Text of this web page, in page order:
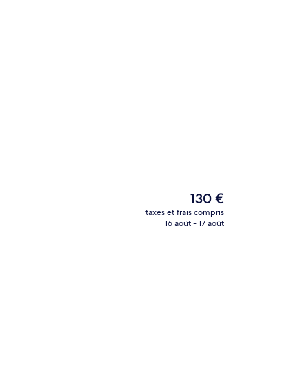
Le
prix
actuel
130 €
taxes et frais compris
16 août - 17 août